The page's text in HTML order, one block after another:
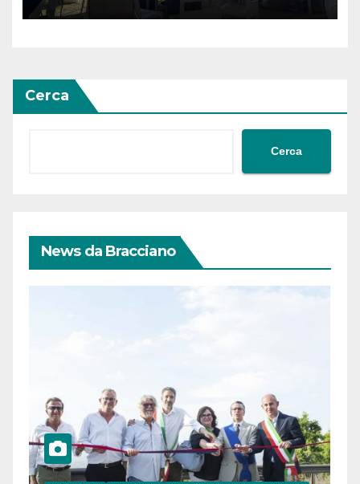
Cerca
Cerca
News da Bracciano